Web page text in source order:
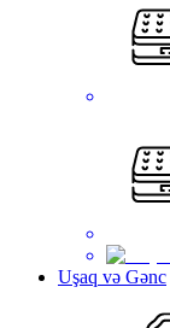
Uşaq və Gənc